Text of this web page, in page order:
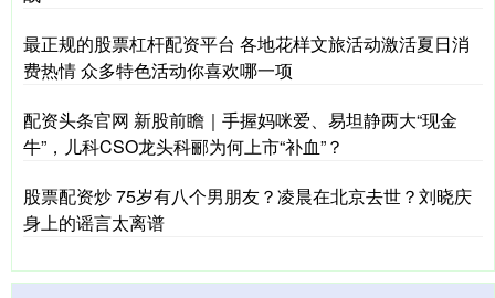
最正规的股票杠杆配资平台 各地花样文旅活动激活夏日消
费热情 众多特色活动你喜欢哪一项
配资头条官网 新股前瞻｜手握妈咪爱、易坦静两大“现金
牛”，儿科CSO龙头科郦为何上市“补血”？
股票配资炒 75岁有八个男朋友？凌晨在北京去世？刘晓庆
身上的谣言太离谱